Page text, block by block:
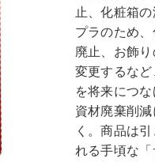
止、化粧箱
プラのため
廃止、お飾
変更するな
を将来につ
資材廃棄削
く。商品は
れる手頃な